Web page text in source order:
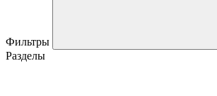
Фильтры
Разделы